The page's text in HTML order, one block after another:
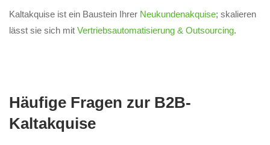
Kaltakquise ist ein Baustein Ihrer Neukundenakquise; skalieren
lässt sie sich mit Vertriebsautomatisierung & Outsourcing.
Häufige Fragen zur B2B-
Kaltakquise